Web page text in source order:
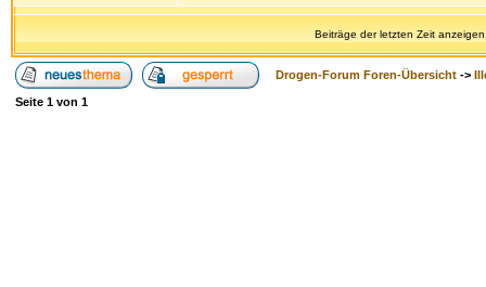
Beiträge der letzten Zeit
Drogen-Forum Foren-Übersicht ->
Seite 1 von 1